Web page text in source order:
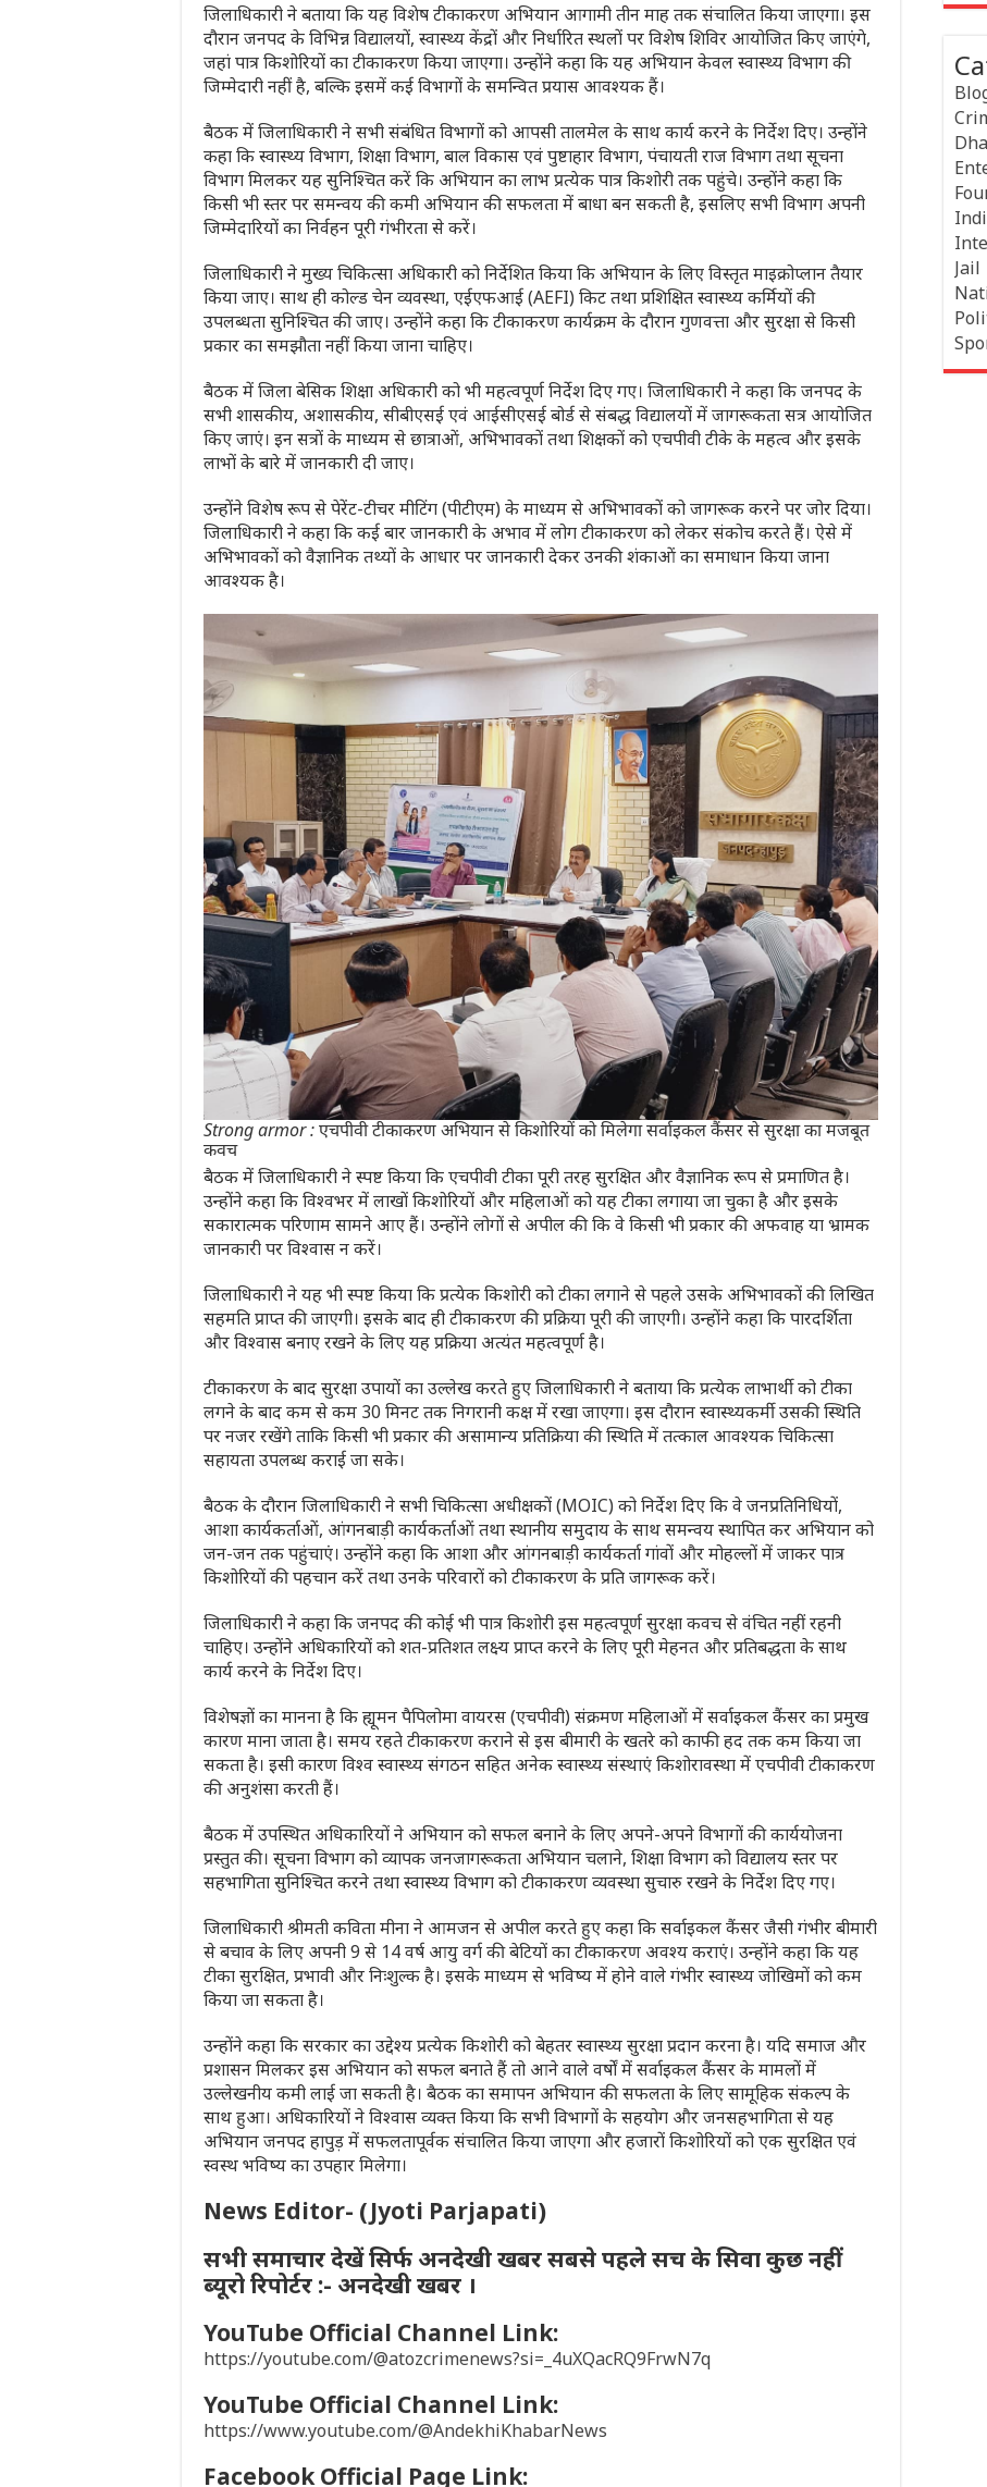
जिलाधिकारी ने बताया कि यह विशेष टीकाकरण अभियान आगामी तीन माह तक संचालित किया जाएगा। इस
दौरान जनपद के विभिन्न विद्यालयों, स्वास्थ्य केंद्रों और निर्धारित स्थलों पर विशेष शिविर आयोजित किए जाएंगे,
जहां पात्र किशोरियों का टीकाकरण किया जाएगा। उन्होंने कहा कि यह अभियान केवल स्वास्थ्य विभाग की
जिम्मेदारी नहीं है, बल्कि इसमें कई विभागों के समन्वित प्रयास आवश्यक हैं।
बैठक में जिलाधिकारी ने सभी संबंधित विभागों को आपसी तालमेल के साथ कार्य करने के निर्देश दिए। उन्होंने
कहा कि स्वास्थ्य विभाग, शिक्षा विभाग, बाल विकास एवं पुष्टाहार विभाग, पंचायती राज विभाग तथा सूचना
विभाग मिलकर यह सुनिश्चित करें कि अभियान का लाभ प्रत्येक पात्र किशोरी तक पहुंचे। उन्होंने कहा कि
किसी भी स्तर पर समन्वय की कमी अभियान की सफलता में बाधा बन सकती है, इसलिए सभी विभाग अपनी
जिम्मेदारियों का निर्वहन पूरी गंभीरता से करें।
जिलाधिकारी ने मुख्य चिकित्सा अधिकारी को निर्देशित किया कि अभियान के लिए विस्तृत माइक्रोप्लान तैयार
किया जाए। साथ ही कोल्ड चेन व्यवस्था, एईएफआई (AEFI) किट तथा प्रशिक्षित स्वास्थ्य कर्मियों की
उपलब्धता सुनिश्चित की जाए। उन्होंने कहा कि टीकाकरण कार्यक्रम के दौरान गुणवत्ता और सुरक्षा से किसी
प्रकार का समझौता नहीं किया जाना चाहिए।
बैठक में जिला बेसिक शिक्षा अधिकारी को भी महत्वपूर्ण निर्देश दिए गए। जिलाधिकारी ने कहा कि जनपद के
सभी शासकीय, अशासकीय, सीबीएसई एवं आईसीएसई बोर्ड से संबद्ध विद्यालयों में जागरूकता सत्र आयोजित
किए जाएं। इन सत्रों के माध्यम से छात्राओं, अभिभावकों तथा शिक्षकों को एचपीवी टीके के महत्व और इसके
लाभों के बारे में जानकारी दी जाए।
उन्होंने विशेष रूप से पेरेंट-टीचर मीटिंग (पीटीएम) के माध्यम से अभिभावकों को जागरूक करने पर जोर दिया।
जिलाधिकारी ने कहा कि कई बार जानकारी के अभाव में लोग टीकाकरण को लेकर संकोच करते हैं। ऐसे में
अभिभावकों को वैज्ञानिक तथ्यों के आधार पर जानकारी देकर उनकी शंकाओं का समाधान किया जाना
आवश्यक है।
Strong armor : एचपीवी टीकाकरण अभियान से किशोरियों को मिलेगा सर्वाइकल कैंसर से सुरक्षा का मजबूत
कवच
बैठक में जिलाधिकारी ने स्पष्ट किया कि एचपीवी टीका पूरी तरह सुरक्षित और वैज्ञानिक रूप से प्रमाणित है।
उन्होंने कहा कि विश्वभर में लाखों किशोरियों और महिलाओं को यह टीका लगाया जा चुका है और इसके
सकारात्मक परिणाम सामने आए हैं। उन्होंने लोगों से अपील की कि वे किसी भी प्रकार की अफवाह या भ्रामक
जानकारी पर विश्वास न करें।
जिलाधिकारी ने यह भी स्पष्ट किया कि प्रत्येक किशोरी को टीका लगाने से पहले उसके अभिभावकों की लिखित
सहमति प्राप्त की जाएगी। इसके बाद ही टीकाकरण की प्रक्रिया पूरी की जाएगी। उन्होंने कहा कि पारदर्शिता
और विश्वास बनाए रखने के लिए यह प्रक्रिया अत्यंत महत्वपूर्ण है।
टीकाकरण के बाद सुरक्षा उपायों का उल्लेख करते हुए जिलाधिकारी ने बताया कि प्रत्येक लाभार्थी को टीका
लगने के बाद कम से कम 30 मिनट तक निगरानी कक्ष में रखा जाएगा। इस दौरान स्वास्थ्यकर्मी उसकी स्थिति
पर नजर रखेंगे ताकि किसी भी प्रकार की असामान्य प्रतिक्रिया की स्थिति में तत्काल आवश्यक चिकित्सा
सहायता उपलब्ध कराई जा सके।
बैठक के दौरान जिलाधिकारी ने सभी चिकित्सा अधीक्षकों (MOIC) को निर्देश दिए कि वे जनप्रतिनिधियों,
आशा कार्यकर्ताओं, आंगनबाड़ी कार्यकर्ताओं तथा स्थानीय समुदाय के साथ समन्वय स्थापित कर अभियान को
जन-जन तक पहुंचाएं। उन्होंने कहा कि आशा और आंगनबाड़ी कार्यकर्ता गांवों और मोहल्लों में जाकर पात्र
किशोरियों की पहचान करें तथा उनके परिवारों को टीकाकरण के प्रति जागरूक करें।
जिलाधिकारी ने कहा कि जनपद की कोई भी पात्र किशोरी इस महत्वपूर्ण सुरक्षा कवच से वंचित नहीं रहनी
चाहिए। उन्होंने अधिकारियों को शत-प्रतिशत लक्ष्य प्राप्त करने के लिए पूरी मेहनत और प्रतिबद्धता के साथ
कार्य करने के निर्देश दिए।
विशेषज्ञों का मानना है कि ह्यूमन पैपिलोमा वायरस (एचपीवी) संक्रमण महिलाओं में सर्वाइकल कैंसर का प्रमुख
कारण माना जाता है। समय रहते टीकाकरण कराने से इस बीमारी के खतरे को काफी हद तक कम किया जा
सकता है। इसी कारण विश्व स्वास्थ्य संगठन सहित अनेक स्वास्थ्य संस्थाएं किशोरावस्था में एचपीवी टीकाकरण
की अनुशंसा करती हैं।
बैठक में उपस्थित अधिकारियों ने अभियान को सफल बनाने के लिए अपने-अपने विभागों की कार्ययोजना
प्रस्तुत की। सूचना विभाग को व्यापक जनजागरूकता अभियान चलाने, शिक्षा विभाग को विद्यालय स्तर पर
सहभागिता सुनिश्चित करने तथा स्वास्थ्य विभाग को टीकाकरण व्यवस्था सुचारु रखने के निर्देश दिए गए।
जिलाधिकारी श्रीमती कविता मीना ने आमजन से अपील करते हुए कहा कि सर्वाइकल कैंसर जैसी गंभीर बीमारी
से बचाव के लिए अपनी 9 से 14 वर्ष आयु वर्ग की बेटियों का टीकाकरण अवश्य कराएं। उन्होंने कहा कि यह
टीका सुरक्षित, प्रभावी और निःशुल्क है। इसके माध्यम से भविष्य में होने वाले गंभीर स्वास्थ्य जोखिमों को कम
किया जा सकता है।
उन्होंने कहा कि सरकार का उद्देश्य प्रत्येक किशोरी को बेहतर स्वास्थ्य सुरक्षा प्रदान करना है। यदि समाज और
प्रशासन मिलकर इस अभियान को सफल बनाते हैं तो आने वाले वर्षों में सर्वाइकल कैंसर के मामलों में
उल्लेखनीय कमी लाई जा सकती है। बैठक का समापन अभियान की सफलता के लिए सामूहिक संकल्प के
साथ हुआ। अधिकारियों ने विश्वास व्यक्त किया कि सभी विभागों के सहयोग और जनसहभागिता से यह
अभियान जनपद हापुड़ में सफलतापूर्वक संचालित किया जाएगा और हजारों किशोरियों को एक सुरक्षित एवं
स्वस्थ भविष्य का उपहार मिलेगा।
News Editor- (Jyoti Parjapati)
सभी समाचार देखें सिर्फ अनदेखी खबर सबसे पहले सच के सिवा कुछ नहीं
ब्यूरो रिपोर्टर :- अनदेखी खबर ।
YouTube Official Channel Link:
https://youtube.com/@atozcrimenews?si=_4uXQacRQ9FrwN7q
YouTube Official Channel Link:
https://www.youtube.com/@AndekhiKhabarNews
Facebook Official Page Link:
Jail